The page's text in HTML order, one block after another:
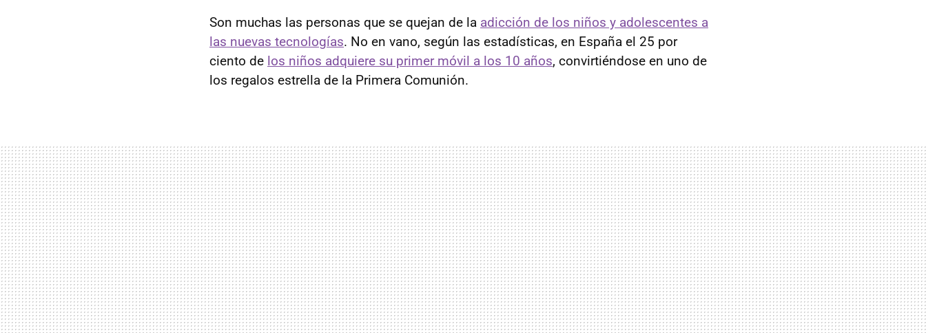
Son muchas las personas que se quejan de la adicción de los niños y adolescentes a
las nuevas tecnologías. No en vano, según las estadísticas, en España el 25 por
ciento de los niños adquiere su primer móvil a los 10 años, convirtiéndose en uno de
los regalos estrella de la Primera Comunión.